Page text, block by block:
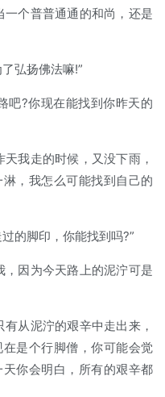
一个普普通通的和尚，还是
弘扬佛法嘛!”
吧?你现在能找到你昨天的
我走的时候，又没下雨，
，我怎么可能找到自己的
的脚印，你能找到吗?”
，因为今天路上的泥泞可是
从泥泞的艰辛中走出来，
是个行脚僧，你可能会觉
你会明白，所有的艰辛都